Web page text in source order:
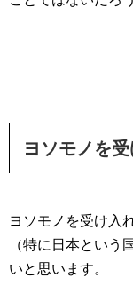
ヨソモノを
ヨソモノを受け入
（特に日本という
いと思います。